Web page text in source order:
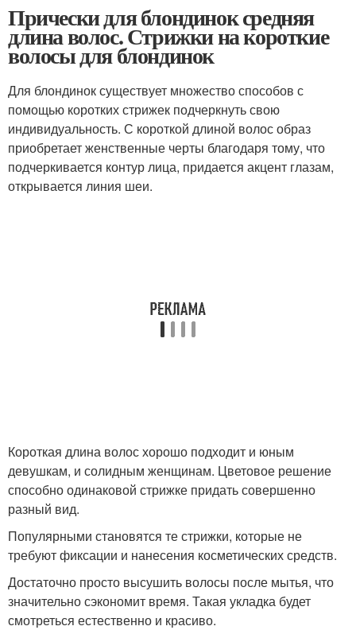
Прически для блондинок средняя
длина волос. Стрижки на короткие
волосы для блондинок
Для блондинок существует множество способов с
помощью коротких стрижек подчеркнуть свою
индивидуальность. С короткой длиной волос образ
приобретает женственные черты благодаря тому, что
подчеркивается контур лица, придается акцент глазам,
открывается линия шеи.
Короткая длина волос хорошо подходит и юным
девушкам, и солидным женщинам. Цветовое решение
способно одинаковой стрижке придать совершенно
разный вид.
Популярными становятся те стрижки, которые не
требуют фиксации и нанесения косметических средств.
Достаточно просто высушить волосы после мытья, что
значительно сэкономит время. Такая укладка будет
смотреться естественно и красиво.